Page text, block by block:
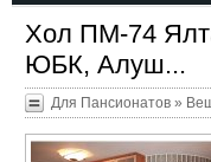
Хол ПМ-74
ЮБК, Алуш...
Для Пансионатов »